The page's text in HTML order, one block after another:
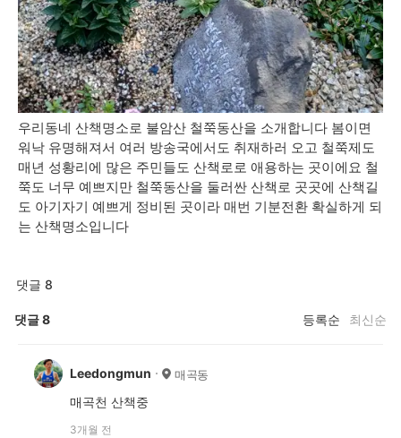
우리동네 산책명소로 불암산 철쭉동산을 소개합니다 봄이면
워낙 유명해져서 여러 방송국에서도 취재하러 오고 철쭉제도
매년 성황리에 많은 주민들도 산책로로 애용하는 곳이에요 철
쭉도 너무 예쁘지만 철쭉동산을 둘러싼 산책로 곳곳에 산책길
도 아기자기 예쁘게 정비된 곳이라 매번 기분전환 확실하게 되
는 산책명소입니다
댓글 8
댓글8 등록순 최신순
Leedongmun 매곡동
매곡천 산책중
3개월 전